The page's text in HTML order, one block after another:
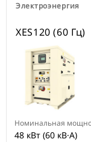
Электроэнергия
XES120 (60 Гц)
Номинальная
48 кВт (60 кВ·А)